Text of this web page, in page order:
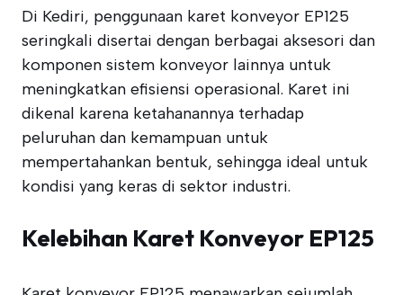
Di Kediri, penggunaan karet konveyor EP125
seringkali disertai dengan berbagai aksesori dan
komponen sistem konveyor lainnya untuk
meningkatkan efisiensi operasional. Karet ini
dikenal karena ketahanannya terhadap
peluruhan dan kemampuan untuk
mempertahankan bentuk, sehingga ideal untuk
kondisi yang keras di sektor industri.
Kelebihan Karet Konveyor EP125